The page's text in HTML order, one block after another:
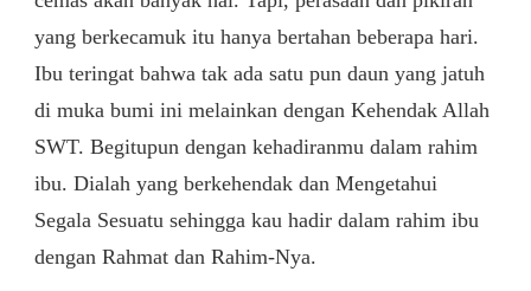
yang berkecamuk itu hanya bertahan beberapa hari.
Ibu teringat bahwa tak ada satu pun daun yang jatuh
di muka bumi ini melainkan dengan Kehendak Allah
SWT. Begitupun dengan kehadiranmu dalam rahim
ibu. Dialah yang berkehendak dan Mengetahui
Segala Sesuatu sehingga kau hadir dalam rahim ibu
dengan Rahmat dan Rahim-Nya.